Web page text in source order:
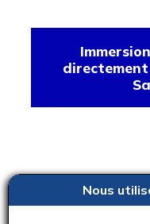
Nous